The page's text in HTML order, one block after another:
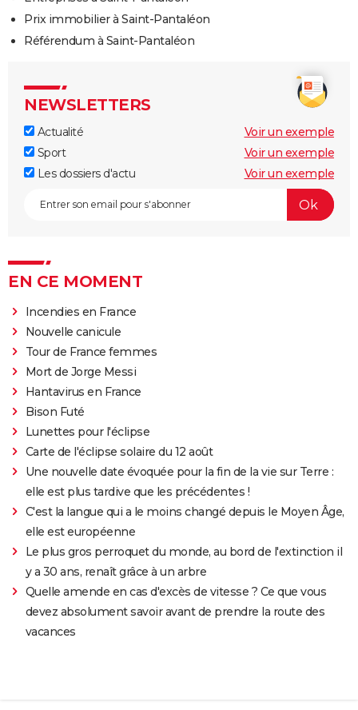
Prix immobilier à Saint-Pantaléon
Référendum à Saint-Pantaléon
NEWSLETTERS
Actualité
Voir un exemple
Sport
Voir un exemple
Les dossiers d'actu
Voir un exemple
EN CE MOMENT
Incendies en France
Nouvelle canicule
Tour de France femmes
Mort de Jorge Messi
Hantavirus en France
Bison Futé
Lunettes pour l'éclipse
Carte de l'éclipse solaire du 12 août
Une nouvelle date évoquée pour la fin de la vie sur Terre :
elle est plus tardive que les précédentes !
C'est la langue qui a le moins changé depuis le Moyen Âge,
elle est européenne
Le plus gros perroquet du monde, au bord de l'extinction il
y a 30 ans, renaît grâce à un arbre
Quelle amende en cas d'excès de vitesse ? Ce que vous
devez absolument savoir avant de prendre la route des
vacances